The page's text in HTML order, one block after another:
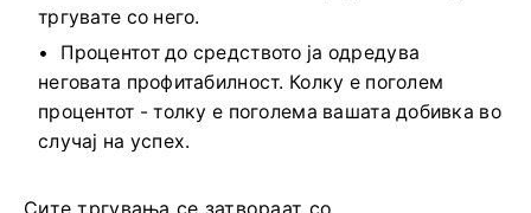
тргувате со него.
Процентот до средството ја одредува
неговата профитабилност. Колку е поголем
процентот - толку е поголема вашата добивка во
случај на успех.
Сите тргувања се затвораат со